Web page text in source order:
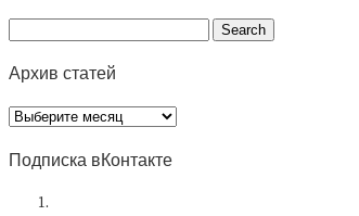
Архив статей
Архив
статей
Подписка вКонтакте